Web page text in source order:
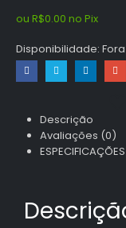
ou R$0.00 no Pix
Disponibilidade:
Descrição
Avaliações (0)
ESPECIFICAÇÕES